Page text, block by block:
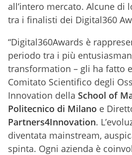
all’intero mercato. Alcune di
tra i finalisti dei Digital360
“Digital360Awards è
periodo tra i più
transformation – gli ha fatto
Comitato Scientifico degli
Innovation della School of
Politecnico di Milano e
Partners4Innovation.
diventata mainstream,
spinta. Ogni azienda è